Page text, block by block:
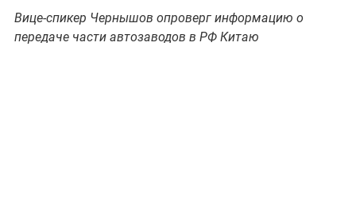
Вице-спикер Чернышов опроверг информацию о
передаче части автозаводов в РФ Китаю